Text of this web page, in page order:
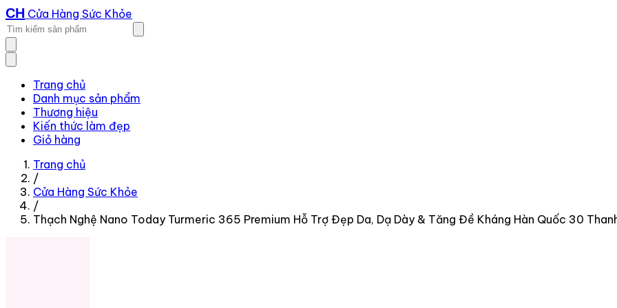
CH Cửa Hàng Sức Khỏe
Trang chủ
Danh mục sản phẩm
Thương hiệu
Kiến thức làm đẹp
Giỏ hàng
Trang chủ
/
Cửa Hàng Sức Khỏe
/
Thạch Nghệ Nano Today Turmeric 365 Premium Hỗ Trợ Đẹp Da, Dạ Dày & Tăng Đề Kháng Hàn Quốc 30